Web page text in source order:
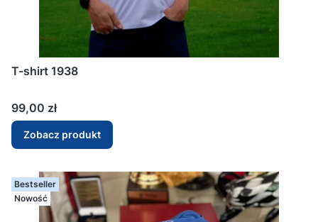
T-shirt 1938
Cena
99,00 zł
Zobacz produkt
Bestseller
Nowość